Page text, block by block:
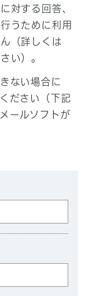
対する回答、
うために利用
（詳しくは
い）。
ない場合に
ださい（下記
ールソフトが